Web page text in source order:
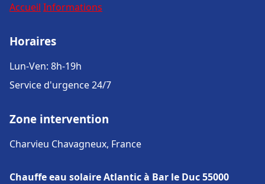
Accueil Informations
Horaires
Lun-Ven: 8h-19h
Service d'urgence 24/7
Zone intervention
Charvieu Chavagneux, France
Chauffe eau solaire Atlantic à Bar le Duc 55000